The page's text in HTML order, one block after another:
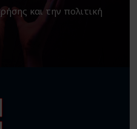
και την πολιτική